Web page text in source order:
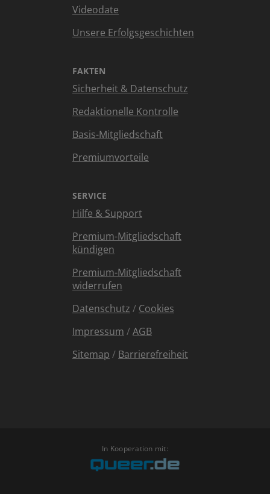
Videodate
Unsere Erfolgsgeschichten
FAKTEN
Sicherheit & Datenschutz
Redaktionelle Kontrolle
Basis-Mitgliedschaft
Premiumvorteile
SERVICE
Hilfe & Support
Premium-Mitgliedschaft
kündigen
Premium-Mitgliedschaft
widerrufen
Datenschutz / Cookies
Impressum /AGB
Sitemap / Barrierefreiheit
In Kooperation mit: